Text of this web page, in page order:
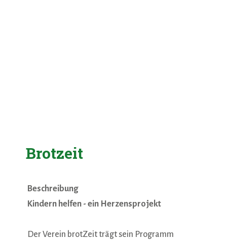
Brotzeit
Beschreibung
Kindern helfen - ein Herzensprojekt
Der Verein brotZeit trägt sein Programm